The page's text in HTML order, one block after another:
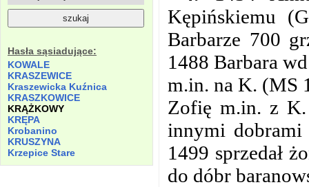
Hasła sąsiadujące:
KOWALE
KRASZEWICE
Kraszewicka Kuźnica
KRASZKOWICE
KRĄŻKOWY
KRĘPA
Krobanino
KRUSZYNA
Krzepice Stare
Kępińskiemu
Barbarze 700
1488 Barbara
m.in. na K. (MS
Zofię m.in. z K.
innymi
1499 sprzedał
do dóbr